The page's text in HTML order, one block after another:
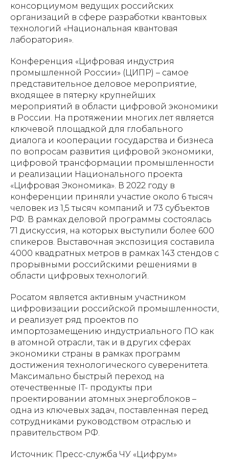
консорциумом ведущих российских
организаций в сфере разработки квантовых
технологий «Национальная квантовая
лаборатория».
Конференция «Цифровая индустрия
промышленной России» (ЦИПР) – самое
представительное деловое мероприятие,
входящее в пятерку крупнейших
мероприятий в области цифровой экономики
в России. На протяжении многих лет является
ключевой площадкой для глобального
диалога и кооперации государства и бизнеса
по вопросам развития цифровой экономики,
цифровой трансформации промышленности
и реализации Национального проекта
«Цифровая Экономика». В 2022 году в
конференции приняли участие около 6 тысяч
человек из 1,5 тысяч компаний и 73 субъектов
РФ. В рамках деловой программы состоялась
71 дискуссия, на которых выступили более 600
спикеров. Выставочная экспозиция составила
4000 квадратных метров в рамках 143 стендов с
прорывными российскими решениями в
области цифровых технологий.
Росатом является активным участником
цифровизации российской промышленности,
и реализует ряд проектов по
импортозамещению индустриального ПО как
в атомной отрасли, так и в других сферах
экономики страны в рамках программ
достижения технологического суверенитета.
Максимально быстрый переход на
отечественные IT- продукты при
проектировании атомных энергоблоков –
одна из ключевых задач, поставленная перед
сотрудниками руководством отраслью и
правительством РФ.
Источник: Пресс-служба ЧУ «Цифрум»